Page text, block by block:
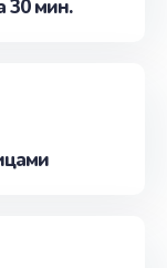
30 мин.